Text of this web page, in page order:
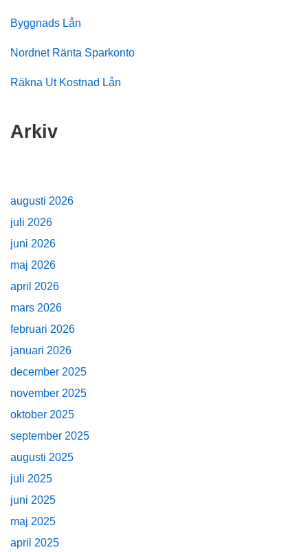
Byggnads Lån
Nordnet Ränta Sparkonto
Räkna Ut Kostnad Lån
Arkiv
augusti 2026
juli 2026
juni 2026
maj 2026
april 2026
mars 2026
februari 2026
januari 2026
december 2025
november 2025
oktober 2025
september 2025
augusti 2025
juli 2025
juni 2025
maj 2025
april 2025